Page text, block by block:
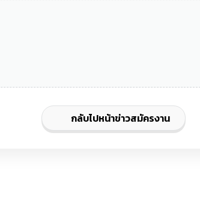
กลับไปหน้าข่าวสมัครงาน